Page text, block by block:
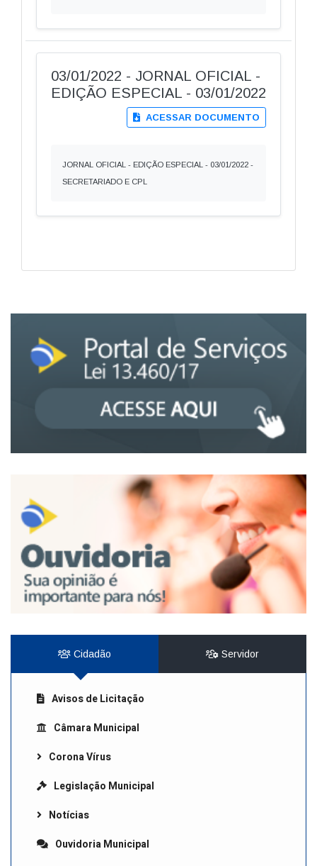
03/01/2022 - JORNAL OFICIAL -
EDIÇÃO ESPECIAL - 03/01/2022
ACESSAR DOCUMENTO
JORNAL OFICIAL - EDIÇÃO ESPECIAL - 03/01/2022 -
SECRETARIADO E CPL
Cidadão Servidor
Avisos de Licitação
Câmara Municipal
Corona Vírus
Legislação Municipal
Notícias
Ouvidoria Municipal